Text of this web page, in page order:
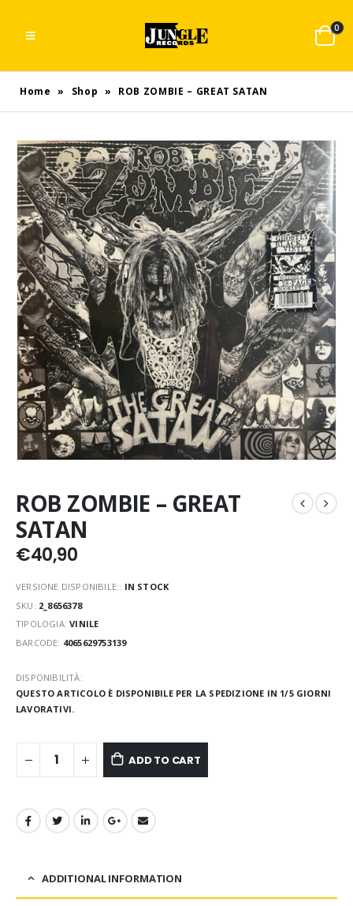
0
Home » Shop » ROB ZOMBIE – GREAT SATAN
ROB ZOMBIE – GREAT
SATAN
€40,90
VERSIONE DISPONIBILE:: IN STOCK
SKU: 2_8656378
TIPOLOGIA:VINILE
BARCODE: 4065629753139
DISPONIBILITÀ:
QUESTO ARTICOLO È DISPONIBILE PER LA SPEDIZIONE IN 1/5 GIORNI
LAVORATIVI.
ADD TO CART
ADDITIONAL INFORMATION